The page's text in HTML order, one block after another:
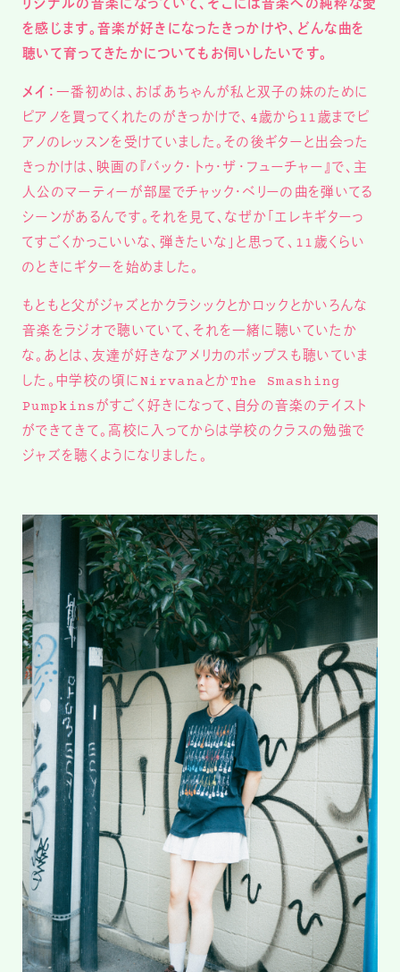
リジナルの音楽になっていて、そこには音楽への純粋な愛
を感じます。音楽が好きになったきっかけや、どんな曲を
聴いて育ってきたかについてもお伺いしたいです。
メイ：一番初めは、おばあちゃんが私と双子の妹のために
ピアノを買ってくれたのがきっかけで、4歳から11歳までピ
アノのレッスンを受けていました。その後ギターと出会った
きっかけは、映画の『バック・トゥ・ザ・フューチャー』で、主
人公のマーティーが部屋でチャック・ベリーの曲を弾いてる
シーンがあるんです。それを見て、なぜか「エレキギターっ
てすごくかっこいいな、弾きたいな」と思って、11歳くらい
のときにギターを始めました。
もともと父がジャズとかクラシックとかロックとかいろんな
音楽をラジオで聴いていて、それを一緒に聴いていたか
な。あとは、友達が好きなアメリカのポップスも聴いていま
した。中学校の頃にNirvanaとかThe Smashing
Pumpkinsがすごく好きになって、自分の音楽のテイスト
ができてきて。高校に入ってからは学校のクラスの勉強で
ジャズを聴くようになりました。